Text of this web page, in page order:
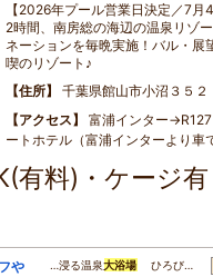
【2026年プール営業日決定／7
2時間、南房総の海辺の温泉リゾ
ネーションを毎晩実施！バル・展
喫のリゾート♪
住所
千葉県館山市小沼３５２
アクセス
富浦インター
ートホテル（富浦インターより車
有料)・ケージ
や
…浸る温泉大浴場 ひろび…